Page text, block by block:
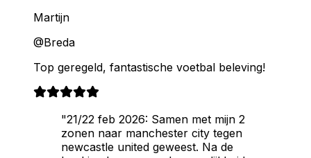
Martijn
@Breda
Top geregeld, fantastische voetbal beleving!
"21/22 feb 2026: Samen met mijn 2
zonen naar manchester city tegen
newcastle united geweest. Na de